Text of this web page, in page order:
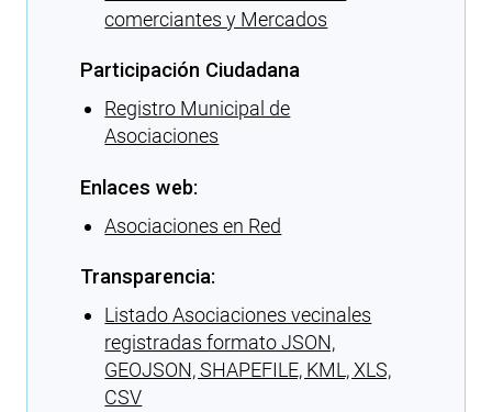
comerciantes y Mercados
Participación Ciudadana
Registro Municipal de
Asociaciones
Enlaces web:
Asociaciones en Red
Transparencia:
Listado Asociaciones vecinales
registradas formato JSON,
GEOJSON, SHAPEFILE, KML, XLS,
CSV